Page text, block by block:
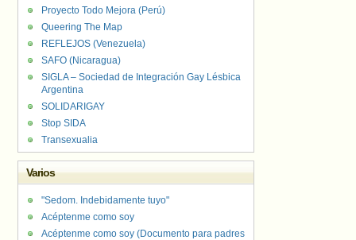
Proyecto Todo Mejora (Perú)
Queering The Map
REFLEJOS (Venezuela)
SAFO (Nicaragua)
SIGLA – Sociedad de Integración Gay Lésbica
Argentina
SOLIDARIGAY
Stop SIDA
Transexualia
Varios
"Sedom. Indebidamente tuyo"
Acéptenme como soy
Acéptenme como soy (Documento para padres